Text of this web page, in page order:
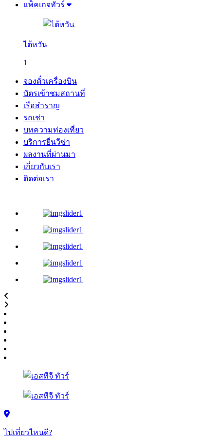
แพ็คเกจทัวร์
ไต้หวัน
1
จองตั๋วเครื่องบิน
บัตรเข้าชมสถานที่
เรือสำราญ
รถเช่า
บทความท่องเที่ยว
บริการยื่นวีซ่า
ผลงานที่ผ่านมา
เกี่ยวกับเรา
ติดต่อเรา
ไปเที่ยวไหนดี?